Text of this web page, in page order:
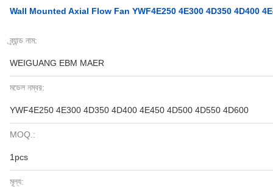
Wall Mounted Axial Flow Fan YWF4E250 4E300 4D350 4D400
ব্র্যান্ড নাম:
WEIGUANG EBM MAER
মডেল নম্বর:
YWF4E250 4E300 4D350 4D400 4E450 4D500 4D550 4D600
MOQ.:
1pcs
মূল্য: